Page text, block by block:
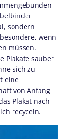
sondern
wenn
müssen.
Plakate sauber
sich zu
eine
von Anfang
Plakat nach
recyceln.